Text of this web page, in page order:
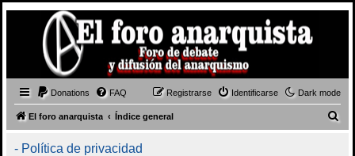
Dark mode
Donations FAQ Identificarse
Registrarse
El foro anarquista Índice general
- Política de privacidad